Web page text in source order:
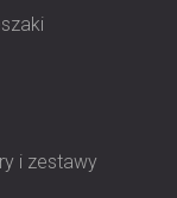
i zestawy